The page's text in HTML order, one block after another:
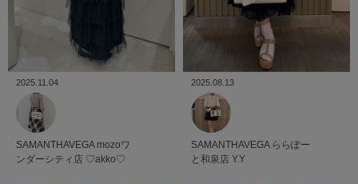
2025.11.04
SAMANTHAVEGA mozoワ
ンダーシティ店 ♡akko♡
2025.08.13
SAMANTHAVEGA ららぽー
と和泉店 Y.Y